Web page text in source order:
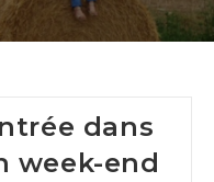
dans
week-end